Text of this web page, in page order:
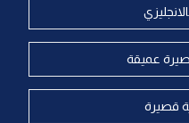
عميقة
قصيرة